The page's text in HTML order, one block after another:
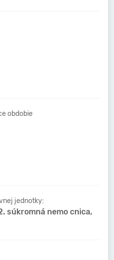
obdobie
jednotky:
súkromná nemo cnica,